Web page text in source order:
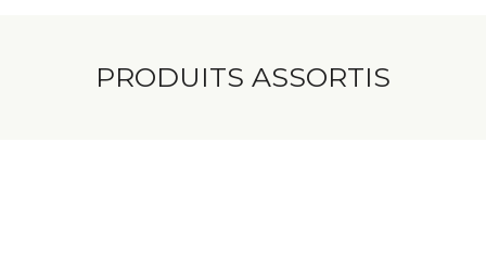
PRODUITS ASSORTIS